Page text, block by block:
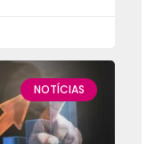
NOTÍCIAS